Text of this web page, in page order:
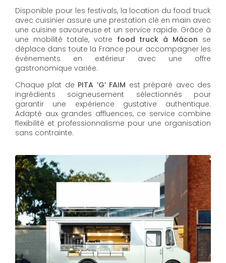
Disponible pour les festivals, la location du food truck
avec cuisinier assure une prestation clé en main avec
une cuisine savoureuse et un service rapide. Grâce à
une mobilité totale, votre food truck à Mâcon se
déplace dans toute la France pour accompagner les
événements en extérieur avec une offre
gastronomique variée.
Chaque plat de PITA ’G’ FAIM est préparé avec des
ingrédients soigneusement sélectionnés pour
garantir une expérience gustative authentique.
Adapté aux grandes affluences, ce service combine
flexibilité et professionnalisme pour une organisation
sans contrainte.